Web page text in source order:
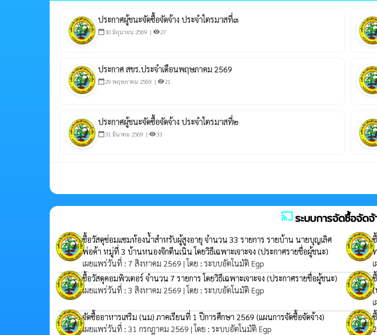
ประกาศผู้ชนะจัดซื้อจัดจ้าง ประจำไตรมาสที่๓
calendar_today 30 มิถุนายน 2569 | visibility27
ประกาศ สขร.ประจำเดือนพฤษภาคม 2569
calendar_today 29 พฤษภาคม 2569 | visibility21
ประกาศผู้ชนะจัดซื้อจัดจ้าง ประจำไตรมาสที่๒
calendar_today 31 มีนาคม 2569 | visibility33
castระบบการจัดซื้อจัด
ซื้อวัสดุซ่อมแซมห้องน้ำสำหรับผู้สูงอายุ จำนวน 33 รายการ รายบ้าน นายบุญเลิศ
พ่อค้า หมู่ที่ 3 บ้านหนองจิกตีนเนิน โดยวิธีเฉพาะเจาะจง (ประกาศรายชื่อผู้ชนะ)
เผยแพร่วันที่ : 7 สิงหาคม 2569 | โดย : ระบบอัตโนมัติ Egp
ซื้อวัสดุคอมพิวเตอร์ จำนวน 7 รายการ โดยวิธีเฉพาะเจาะจง (ประกาศรายชื่อผู้ชนะ)
เผยแพร่วันที่ : 3 สิงหาคม 2569 | โดย : ระบบอัตโนมัติ Egp
(
จัดซื้ออาหารเสริม (นม) ภาคเรียนที่ 1 ปีการศึกษา 2569 (แผนการจัดซื้อจัดจ้าง)
เผยแพร่วันที่ : 31 กรกฎาคม 2569 | โดย : ระบบอัตโนมัติ Egp